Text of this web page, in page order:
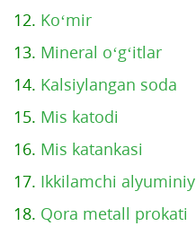
12. Ko‘mir
13. Mineral o‘g‘itlar
14. Kalsiylangan soda
15. Mis katodi
16. Mis katankasi
17. Ikkilamchi alyuminiy
18. Qora metall prokati